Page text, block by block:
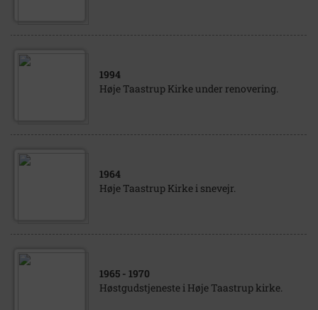
1994
Høje Taastrup Kirke under renovering.
1964
Høje Taastrup Kirke i snevejr.
1965 - 1970
Høstgudstjeneste i Høje Taastrup kirke.